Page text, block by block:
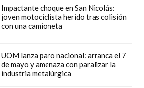
Impactante choque en San Nicolás:
joven motociclista herido tras colisión
con una camioneta
UOM lanza paro nacional: arranca el 7
de mayo y amenaza con paralizar la
industria metalúrgica